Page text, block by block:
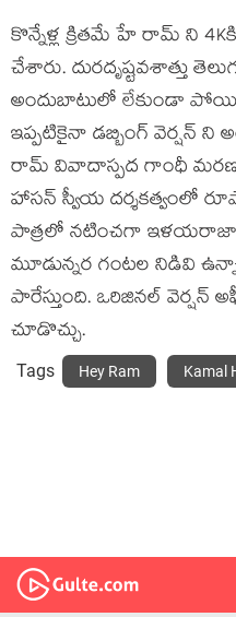
కొన్నేళ్ల క్రితమే హే రామ్ ని
చేశారు. దురదృష్టవశాత్తు
అందుబాటులో లేకుండా
ఇప్పటికైనా డబ్బింగ్ వెర్షన్ ని
రామ్ వివాదాస్పద గాంధీ
హాసన్ స్వీయ దర్శకత్వంలో
పాత్రలో నటించగా ఇళయరాజా
మూడున్నర గంటల నిడివి
పారేస్తుంది. ఒరిజినల్
చూడొచ్చు.
Tags Hey Ram Kamal